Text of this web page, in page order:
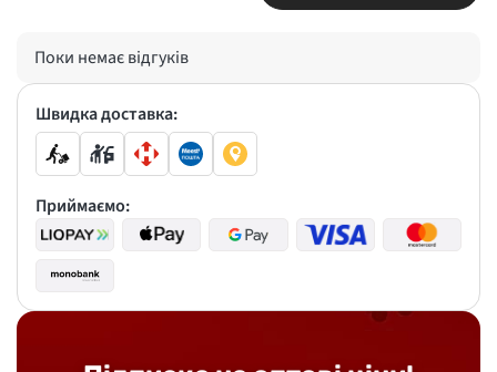
Поки немає відгуків
Швидка доставка:
Приймаємо: